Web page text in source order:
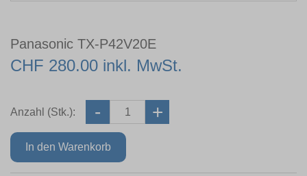
Panasonic TX-P42V20E
CHF 280.00 inkl. MwSt.
Anzahl (Stk.):